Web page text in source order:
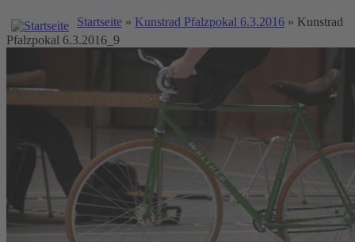
Startseite » Kunstrad Pfalzpokal 6.3.2016 » Kunstrad
Pfalzpokal 6.3.2016_9